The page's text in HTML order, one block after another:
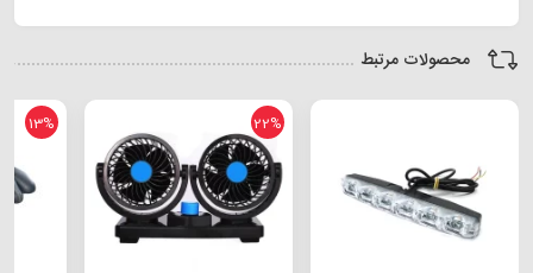
محصولات مرتبط
22%
13%